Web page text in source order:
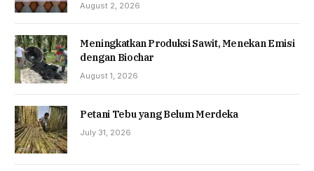
August 2, 2026
Meningkatkan Produksi Sawit, Menekan Emisi
dengan Biochar
August 1, 2026
Petani Tebu yang Belum Merdeka
July 31, 2026